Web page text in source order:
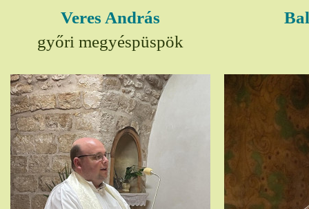
Veres András
győri megyéspüspök